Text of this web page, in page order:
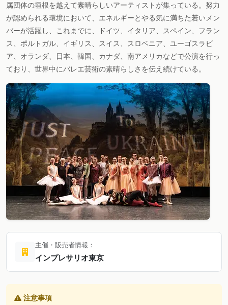
属団体の垣根を越えて素晴らしいアーティストが集っている。努力
が認められる環境において、エネルギーとやる気に満ちた若いメン
バーが活躍し、これまでに、ドイツ、イタリア、スペイン、フラン
ス、ポルトガル、イギリス、スイス、スロベニア、ユーゴスラビ
ア、オランダ、日本、韓国、カナダ、南アメリカなどで公演を行っ
ており、世界中にバレエ芸術の素晴らしさを伝え続けている。
主催・販売者情報：
インプレサリオ東京
注意事項